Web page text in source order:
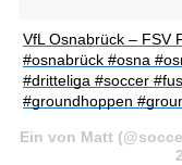
VfL Osnabrück – FSV
#osnabrück #osna
#dritteliga #soccer
#groundhoppen
Ein von Matt